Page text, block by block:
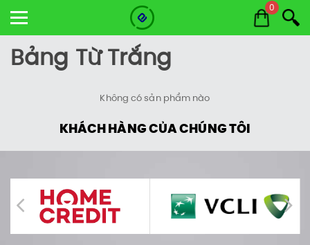
0
Bảng Từ Trắng
Không có sản phẩm nào
KHÁCH HÀNG CỦA CHÚNG TÔI